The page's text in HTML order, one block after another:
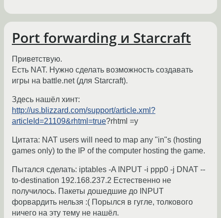
Port forwarding и Starcraft
Приветствую.
Есть NAT. Нужно сделать возможность создавать
игры на battle.net (для Starcraft).
Здесь нашёл хинт:
http://us.blizzard.com/support/article.xml?
articleId=21109&rhtml=true?rhtml =y
Цитата: NAT users will need to map any "in"s (hosting
games only) to the IP of the computer hosting the game.
Пытался сделать: iptables -A INPUT -i ppp0 -j DNAT --
to-destination 192.168.237.2 Естественно не
получилось. Пакеты дошедшие до INPUT
форвардить нельзя :( Порылся в гугле, толкового
ничего на эту тему не нашёл.